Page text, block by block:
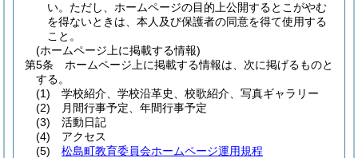
い。 ただし、ホームページの目的上公開するとこがやむ
を得ないときは、本人及び保護者の同意を得て使用する
こと。
(ホームページ上に掲載する情報)
第5条
ホームページ上に掲載する情報は、次に掲げるものと
する。
(1)
学校紹介、学校沿革史、校歌紹介、写真ギャラリー
(2)
月間行事予定、年間行事予定
(3)
活動日記
(4)
アクセス
(5)
松島町教育委員会ホームページ運用規程